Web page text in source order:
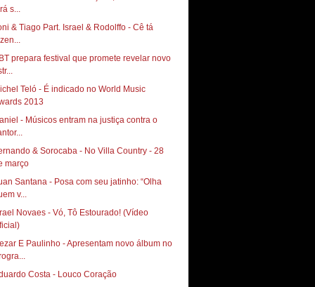
s...
& Tiago Part. Israel & Rodolffo - Cê tá
prepara festival que promete revelar novo
Teló - É indicado no World Music
2013
- Músicos entram na justiça contra o
& Sorocaba - No Villa Country - 28
março
Santana - Posa com seu jatinho: “Olha
v...
Novaes - Vó, Tô Estourado! (Vídeo
E Paulinho - Apresentam novo álbum no
Costa - Louco Coração